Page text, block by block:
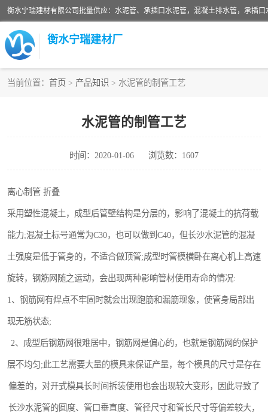
衡水宁瑞建材厂
当前位置： 首页 > 产品知识 > 水泥管的制管工艺
水泥管的制管工艺
时间：2020-01-06 浏览数：1607
离心制管 折叠
采用塑性混凝土，成型后管壁结构是分层的，影响了混凝土的抗荷载
能力;混凝土标号通常为C30，也可以做到C40，但长沙水泥管的混凝
土强度是低于管身的，不适合做顶管;成型时管模横卧在离心机上高速
旋转，钢筋网随之运动，会出现两种影响管材使用寿命的情况:
1、钢筋网有焊点不牢固时就会出现跑筋和漏筋现象，使管身局部出
现无筋状态;
2、成型后钢筋网很难居中，钢筋网是偏心的，也就是钢筋网的保护
层不均匀;此工艺需要大量的模具来保证产量，每个模具的尺寸是存在
偏差的，对开式模具长时间拆装使用也会出现较大变形，因此导致了
长沙水泥管的圆度、管口垂直度、管径尺寸和管长尺寸等偏差较大，
混凝土检查井
企口水泥管
波纹管